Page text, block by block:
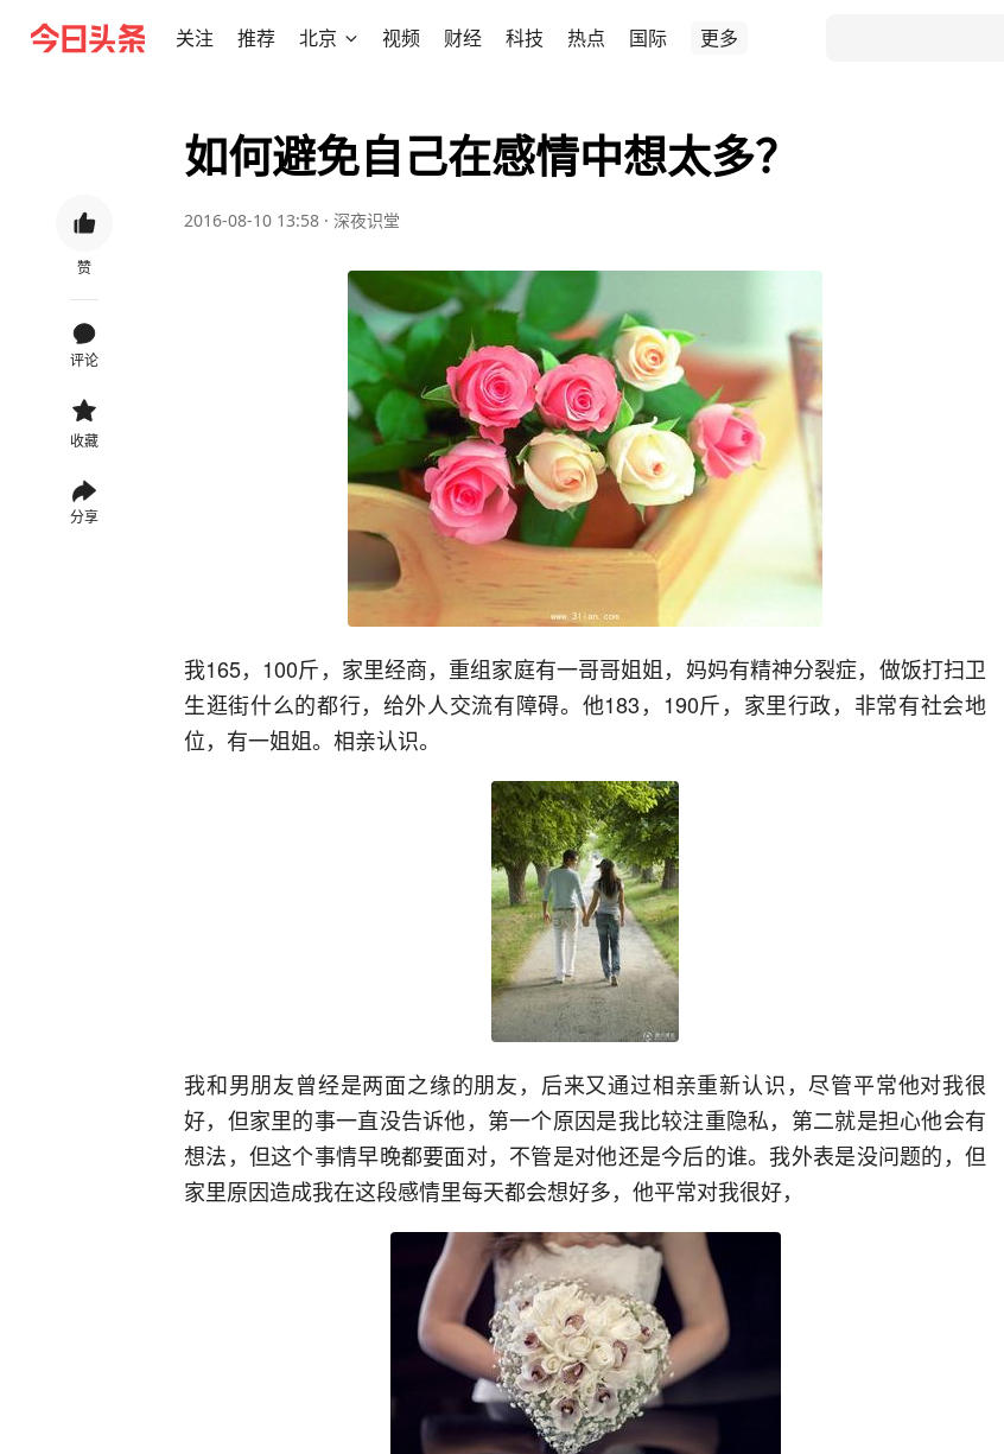
关注 推荐 北京 视频 财经 科技 热点 国际 更多
赞
评论
收藏
分享
如何避免自己在感情中想太多？
2016-08-10 13:58 · 深夜识堂
我165，100斤，家里经商，重组家庭有一哥哥姐姐，妈妈有精神分裂症，做饭打扫卫
生逛街什么的都行，给外人交流有障碍。他183，190斤，家里行政，非常有社会地
位，有一姐姐。相亲认识。
我和男朋友曾经是两面之缘的朋友，后来又通过相亲重新认识，尽管平常他对我很
好，但家里的事一直没告诉他，第一个原因是我比较注重隐私，第二就是担心他会有
想法，但这个事情早晚都要面对，不管是对他还是今后的谁。我外表是没问题的，但
家里原因造成我在这段感情里每天都会想好多，他平常对我很好，